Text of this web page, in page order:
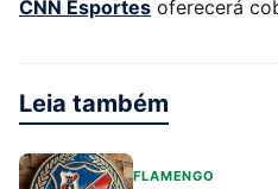
CNN Esportes oferecerá
Leia também
FLAMENGO